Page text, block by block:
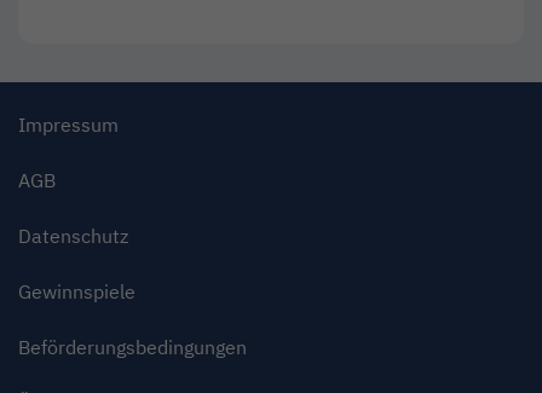
Impressum
AGB
Datenschutz
Gewinnspiele
Beförderungsbedingungen